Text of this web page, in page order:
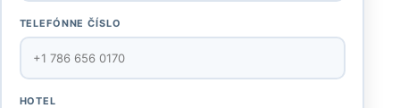
TELEFÓNNE ČÍSLO
HOTEL